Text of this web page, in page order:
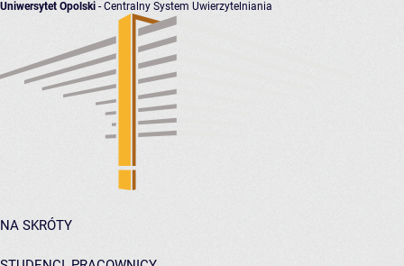
Uniwersytet Opolski - Centralny System Uwierzytelniania
NA SKRÓTY